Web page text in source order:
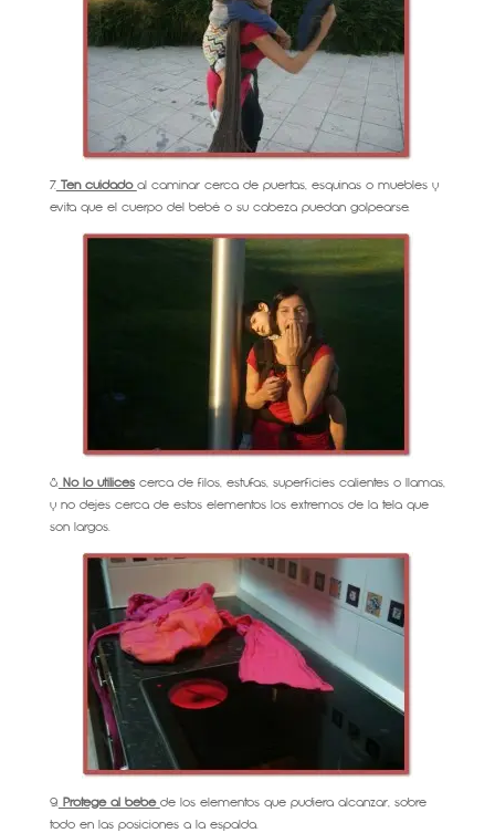
7.Ten cuidado al caminar cerca de puertas, esquinas o muebles y
evita que el cuerpo del bebé o su cabeza puedan golpearse.
8.No lo utilicescerca de filos, estufas, superficies calientes o llamas,
y no dejes cerca de estos elementos los extremos de la tela que
son largos.
9.Protege al bebé de los elementos que pudiera alcanzar, sobre
todo en las posiciones a la espalda.